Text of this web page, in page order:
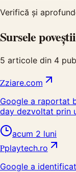
Verifică și
Sursele poveștii
5 articole din 4
Zziare.com
Google a raportat
day dezvoltat prin
acum 2 luni
Pplaytech.ro
Google a